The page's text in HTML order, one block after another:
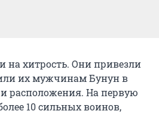
на хитрость. Они привезли
их мужчинам Бунун в
и расположения. На первую
10 сильных воинов,